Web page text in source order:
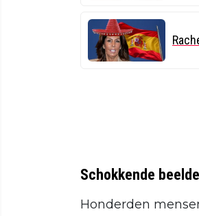
Schokkende
Honderden